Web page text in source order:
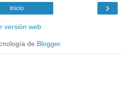
›
Inicio
versión web
de Blogger.